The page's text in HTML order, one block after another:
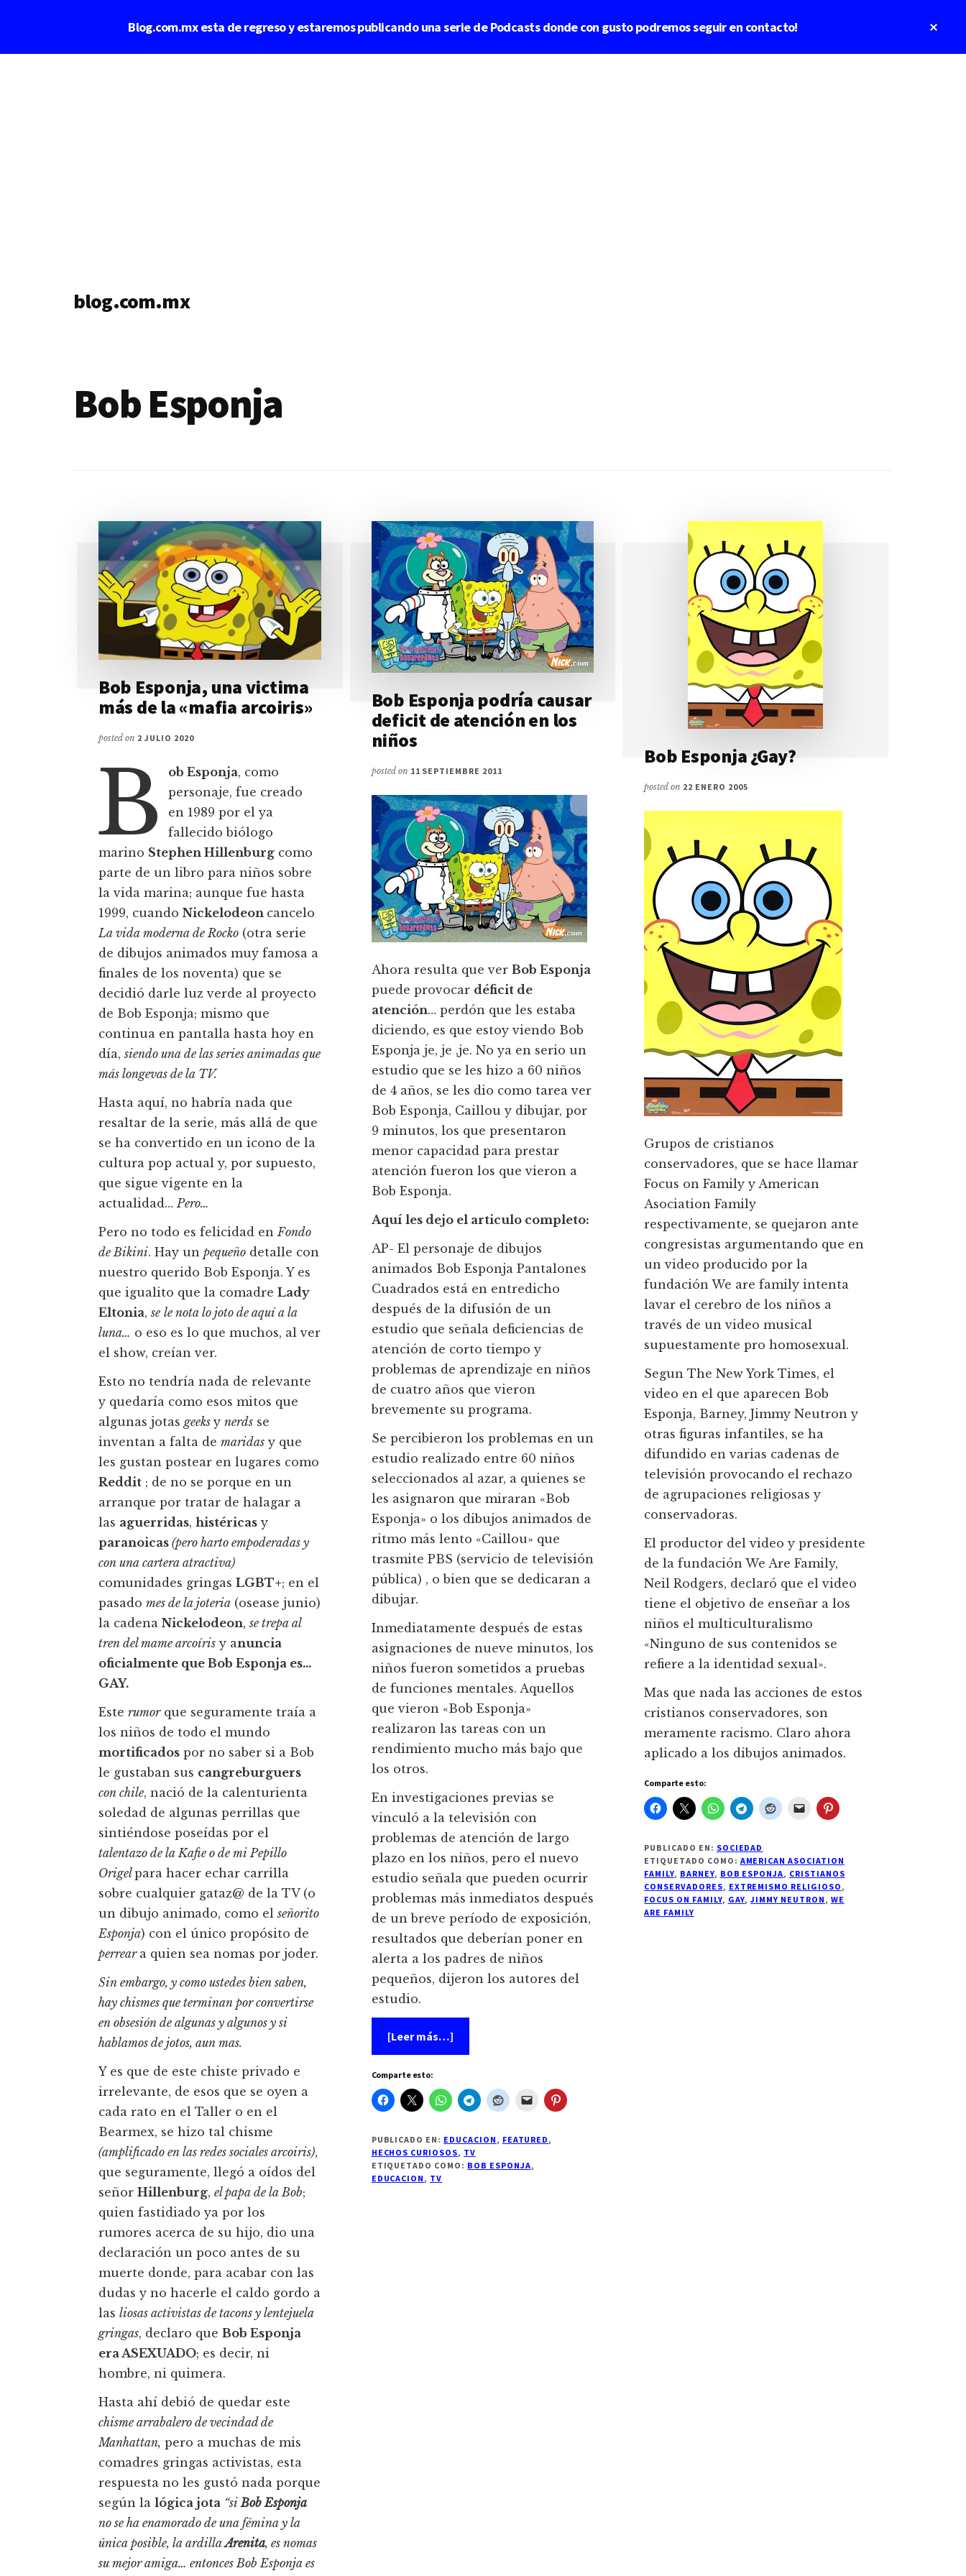
Blog.com.mx esta de regreso y estaremos publicando una serie de Podcasts donde con gusto podremos seguir en contacto!
blog.com.mx
Bob Esponja
Bob Esponja, una victima
más de la «mafia arcoiris»
posted on 2 JULIO 2020
B ob Esponja, como
personaje, fue creado
en 1989 por el ya
fallecido biólogo
marino Stephen Hillenburg como
parte de un libro para niños sobre
la vida marina; aunque fue hasta
1999, cuando Nickelodeon cancelo
La vida moderna de Rocko (otra serie
de dibujos animados muy famosa a
finales de los noventa) que se
decidió darle luz verde al proyecto
de Bob Esponja; mismo que
continua en pantalla hasta hoy en
día,siendo una de las series animadas que
más longevas de la TV.
Hasta aquí, no habría nada que
resaltar de la serie, más allá de que
se ha convertido en un icono de la
cultura pop actual y, por supuesto,
que sigue vigente en la
actualidad… Pero…
Pero no todo es felicidad en Fondo
de Bikini. Hay un pequeño detalle con
nuestro querido Bob Esponja. Y es
que igualito que la comadre Lady
Eltonia,se le nota lo joto de aquí a la
luna… o eso es lo que muchos, al ver
el show, creían ver.
Esto no tendría nada de relevante
y quedaría como esos mitos que
algunas jotas geeksy nerds se
inventan a falta de maridas y que
les gustan postear en lugares como
Reddit ; de no se porque en un
arranque por tratar de halagar a
las aguerridas, histéricas y
paranoicas (pero harto empoderadas y
con una cartera atractiva)
comunidades gringas LGBT+; en el
pasado mes de la joteria (osease junio)
la cadena Nickelodeon,se trepa al
tren del mame arcoíris y anuncia
oficialmente que Bob Esponja es…
GAY.
Este rumorque seguramente traía a
los niños de todo el mundo
mortificados por no saber si a Bob
le gustaban sus cangreburguers
con chile, nació de la calenturienta
soledad de algunas perrillas que
sintiéndose poseídas por el
talentazo de la Kafie o de mi Pepillo
Origelpara hacer echar carrilla
sobre cualquier gataz@ de la TV (o
un dibujo animado, como elseñorito
Esponja) con el único propósito de
perrear a quien sea nomas por joder.
Sin embargo, y como ustedes bien saben,
hay chismes que terminan por convertirse
en obsesión de algunas y algunos y si
hablamos de jotos, aun mas.
Y es que de este chiste privado e
irrelevante, de esos que se oyen a
cada rato en el Taller o en el
Bearmex, se hizo tal chisme
(amplificado en las redes sociales arcoiris),
que seguramente, llegó a oídos del
señor Hillenburg, el papa de la Bob;
quien fastidiado ya por los
rumores acerca de su hijo, dio una
declaración un poco antes de su
muerte donde, para acabar con las
dudas y no hacerle el caldo gordo a
las liosas activistas de tacons y lentejuela
gringas, declaro que Bob Esponja
era ASEXUADO; es decir, ni
hombre, ni quimera.
Hasta ahí debió de quedar este
chisme arrabalero de vecindad de
Manhattan, pero a muchas de mis
comadres gringas activistas, esta
respuesta no les gustó nada porque
según la lógica jota “siBob Esponja
no se ha enamorado de una fémina y la
única posible, la ardillaArenita, es nomas
su mejor amiga… entonces Bob Esponja es
Bob Esponja podría causar
deficit de atención en los
niños
posted on 11 SEPTIEMBRE 2011
Ahora resulta que ver Bob Esponja
puede provocar déficit de
atención… perdón que les estaba
diciendo, es que estoy viendo Bob
Esponja je, je ,je. No ya en serio un
estudio que se les hizo a 60 niños
de 4 años, se les dio como tarea ver
Bob Esponja, Caillou y dibujar, por
9 minutos, los que presentaron
menor capacidad para prestar
atención fueron los que vieron a
Bob Esponja.
Aquí les dejo el articulo completo:
AP- El personaje de dibujos
animados Bob Esponja Pantalones
Cuadrados está en entredicho
después de la difusión de un
estudio que señala deficiencias de
atención de corto tiempo y
problemas de aprendizaje en niños
de cuatro años que vieron
brevemente su programa.
Se percibieron los problemas en un
estudio realizado entre 60 niños
seleccionados al azar, a quienes se
les asignaron que miraran «Bob
Esponja» o los dibujos animados de
ritmo más lento «Caillou» que
trasmite PBS (servicio de televisión
pública) , o bien que se dedicaran a
dibujar.
Inmediatamente después de estas
asignaciones de nueve minutos, los
niños fueron sometidos a pruebas
de funciones mentales. Aquellos
que vieron «Bob Esponja»
realizaron las tareas con un
rendimiento mucho más bajo que
los otros.
En investigaciones previas se
vinculó a la televisión con
problemas de atención de largo
plazo en los niños, pero el nuevo
estudio señala que pueden ocurrir
problemas más inmediatos después
de un breve período de exposición,
resultados que deberían poner en
alerta a los padres de niños
pequeños, dijeron los autores del
estudio.
[Leer más…]acerca
de
Bob
causar
deficit
de
en
los
niños
Comparte esto:
PUBLICADO EN: EDUCACION , FEATURED ,
HECHOS CURIOSOS, TV
ETIQUETADO COMO: BOB ESPONJA,
EDUCACION , TV
Bob Esponja ¿Gay?
posted on 22 ENERO 2005
Grupos de cristianos
conservadores, que se hace llamar
Focus on Family y American
Asociation Family
respectivamente, se quejaron ante
congresistas argumentando que en
un video producido por la
fundación We are family intenta
lavar el cerebro de los niños a
través de un video musical
supuestamente pro homosexual.
Segun The New York Times, el
video en el que aparecen Bob
Esponja, Barney, Jimmy Neutron y
otras figuras infantiles, se ha
difundido en varias cadenas de
televisión provocando el rechazo
de agrupaciones religiosas y
conservadoras.
El productor del video y presidente
de la fundación We Are Family,
Neil Rodgers, declaró que el video
tiene el objetivo de enseñar a los
niños el multiculturalismo
«Ninguno de sus contenidos se
refiere a la identidad sexual».
Mas que nada las acciones de estos
cristianos conservadores, son
meramente racismo. Claro ahora
aplicado a los dibujos animados.
Comparte esto:
PUBLICADO EN: SOCIEDAD
ETIQUETADO COMO: AMERICAN ASOCIATION
FAMILY, BARNEY, BOB ESPONJA, CRISTIANOS
CONSERVADORES, EXTREMISMO RELIGIOSO,
FOCUS ON FAMILY, GAY,JIMMY NEUTRON, WE
ARE FAMILY